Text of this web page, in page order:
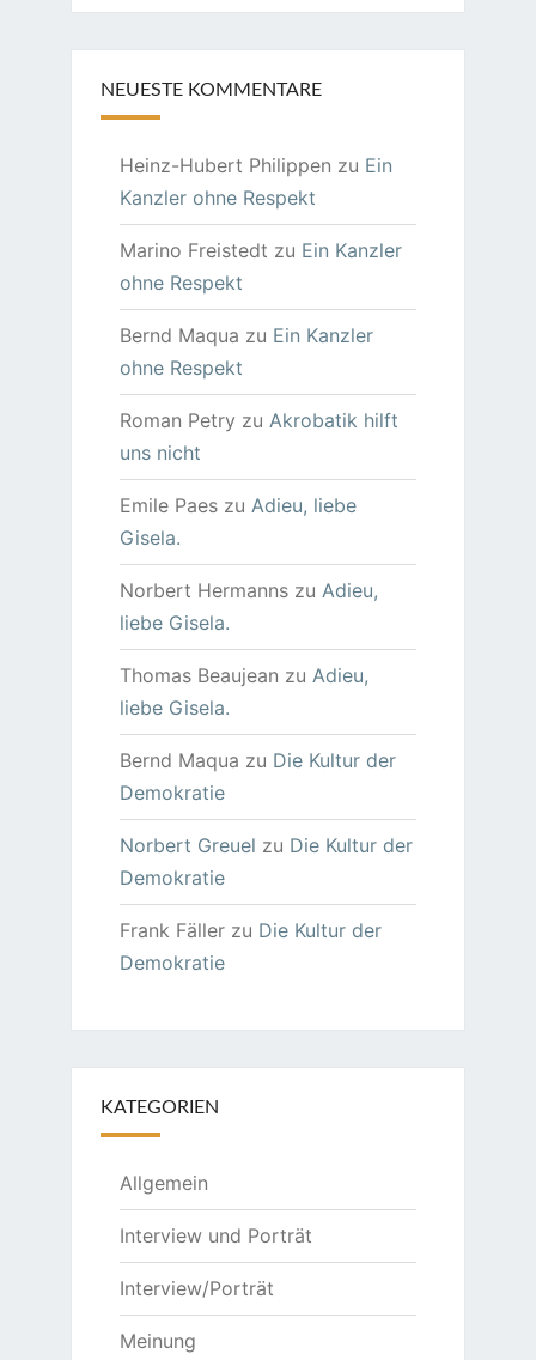
NEUESTE KOMMENTARE
Heinz-Hubert Philippen zu Ein
Kanzler ohne Respekt
Marino Freistedt zu Ein Kanzler
ohne Respekt
Bernd Maqua zu Ein Kanzler
ohne Respekt
Roman Petry zu Akrobatik hilft
uns nicht
Emile Paeszu Adieu, liebe
Gisela.
Norbert Hermannszu Adieu,
liebe Gisela.
Thomas Beaujean zu Adieu,
liebe Gisela.
Bernd Maqua zu Die Kultur der
Demokratie
Norbert Greuel zu Die Kultur der
Demokratie
Frank Fällerzu Die Kultur der
Demokratie
KATEGORIEN
Allgemein
Interview und Porträt
Interview/Porträt
Meinung